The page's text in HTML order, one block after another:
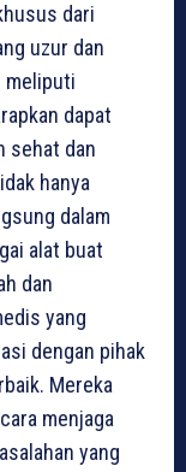
dari
uzur dan
meliputi
dapat
sehat dan
hanya
dalam
alat buat
dan
yang
dengan pihak
Mereka
menjaga
yang